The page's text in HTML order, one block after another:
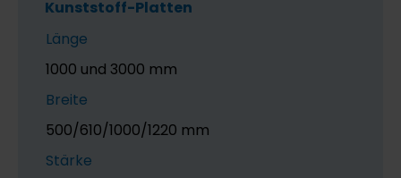
Kunststoff-Platten
Länge
1000 und 3000 mm
Breite
500/610/1000/1220 mm
Stärke